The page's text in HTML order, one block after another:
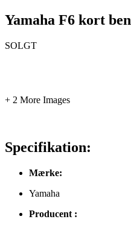
Yamaha F6 kort ben
SOLGT
+ 2 More Images
Specifikation:
Mærke:
Yamaha
Producent :